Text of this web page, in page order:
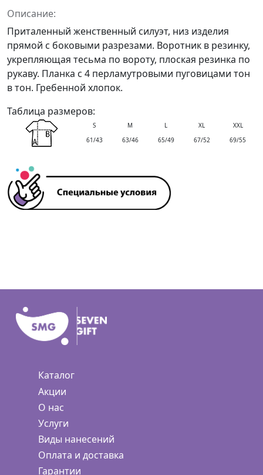
Описание:
Приталенный женственный силуэт, низ изделия
прямой с боковыми разрезами. Воротник в резинку,
укрепляющая тесьма по вороту, плоская резинка по
рукаву. Планка с 4 перламутровыми пуговицами тон
в тон. Гребенной хлопок.
Таблица размеров:
S M L XL
XXL
61/43
63/46 65/49 67/52 69/55
Каталог
Акции
О нас
Услуги
Виды нанесений
Оплата и доставка
Гарантии